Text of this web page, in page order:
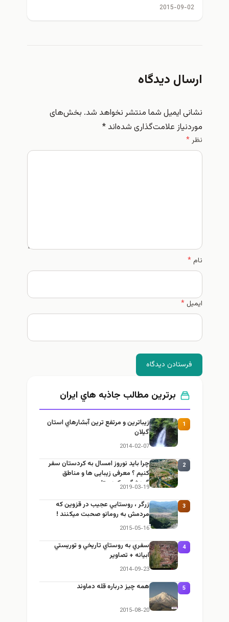
2015-09-02
ارسال دیدگاه
نشانی ایمیل شما منتشر نخواهد شد. بخش‌های
موردنیاز علامت‌گذاری شده‌اند*
نظر*
نام*
ایمیل*
فرستادن دیدگاه
برترین مطالب جاذبه هاي ايران
1
زيباترين و مرتفع ترين آبشارهاي استان
گيلان
2014-02-07
2
چرا باید نوروز امسال به کردستان سفر
کنیم ؟ معرفی زیبایی ها و مناطق
گردشگری کردستان
2019-03-19
3
زرگر ، روستايي عجيب در قزوين كه
مردمش به رومانو صحبت ميكنند !
2015-05-16
4
سفري به روستاي تاريخي و توريستي
ابيانه + تصاوير
2014-09-23
5 همه چیز درباره قله دماوند
2015-08-20